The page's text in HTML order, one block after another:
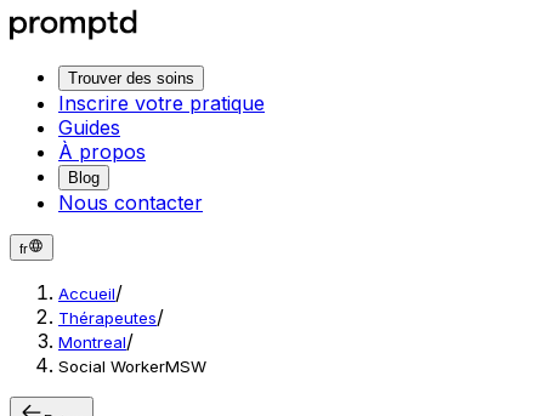
Trouver des soins
Inscrire votre pratique
Guides
À propos
Blog
Nous contacter
fr
Accueil/
Thérapeutes/
Montreal/
Social WorkerMSW